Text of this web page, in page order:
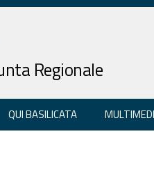
Regionale
QUI BASILICATA